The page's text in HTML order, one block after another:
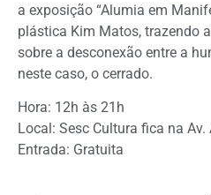
a exposição “Alumia em
plástica Kim Matos, trazendo
sobre a desconexão entre a
neste caso, o cerrado.
Hora: 12h às 21h
Local: Sesc Cultura fica na
Entrada: Gratuita